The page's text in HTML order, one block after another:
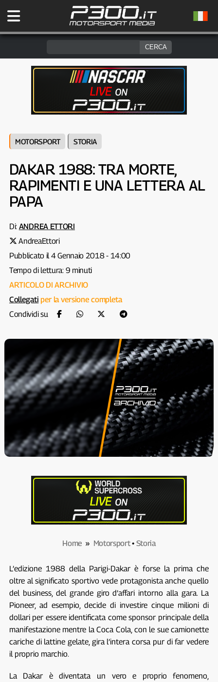
MOTORSPORT STORIA
DAKAR 1988: TRA MORTE,
RAPIMENTI E UNA LETTERA AL
PAPA
Di: ANDREA ETTORI
AndreaEttori
Pubblicato il 4 Gennaio 2018 - 14:00
Tempo di lettura: 9 minuti
ARTICOLO DI ARCHIVIO
Collegati per la versione completa
Condividi su
Home » Motorsport• Storia
L’edizione 1988 della Parigi-Dakar è forse la prima che
oltre al significato sportivo vede protagonista anche quello
del business, del grande giro d’affari intorno alla gara. La
Pioneer, ad esempio, decide di investire cinque milioni di
dollari per essere identificata come sponsor principale della
manifestazione mentre la Coca Cola, con le sue camionette
cariche di lattine gelate, gira l’intera corsa pur di far vedere
il proprio marchio.
La Dakar è diventata un vero e proprio fenomeno,